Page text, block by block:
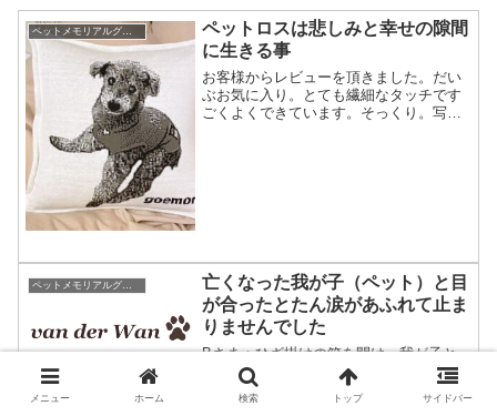
ペットメモリアルグッズがペットロスの支えになったお話し
ペットロスは悲しみと幸せの隙間
に生きる事
お客様からレビューを頂きました。だい
ぶお気に入り。とても繊細なタッチです
ごくよくできています。そっくり。写真
亡くなった我が子（ペット）と目
が合ったとたん涙があふれて止ま
りませんでした
Bさま：ひざ掛けの箱を開け、我が子と
目が合ったとたん涙があふれて止まりま
せんでした。夫に、それだけ涙が出るほ
ど愛して、頑張ったんだから、もう後悔
メニュー ホーム 検索 トップ サイドバー